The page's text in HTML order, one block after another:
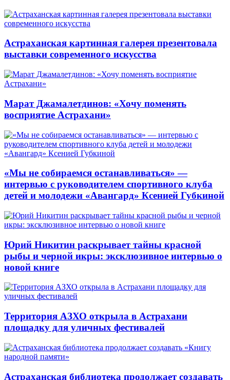
Астраханская картинная галерея презентовала
выставки современного искусства
Марат Джамалетдинов: «Хочу поменять
восприятие Астрахани»
«Мы не собираемся останавливаться» —
интервью с руководителем спортивного клуба
детей и молодежи «Авангард» Ксенией Губкиной
Юрий Никитин раскрывает тайны красной
рыбы и черной икры: эксклюзивное интервью о
новой книге
Территория АЗХО открыла в Астрахани
площадку для уличных фестивалей
Астраханская библиотека продолжает создавать